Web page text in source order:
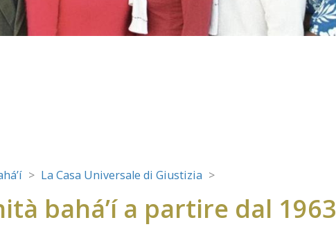
La Casa Universale di Giustizia
bahá’í a partire dal 1963